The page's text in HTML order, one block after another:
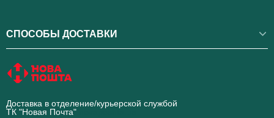
СПОСОБЫ ДОСТАВКИ
Доставка в отделение/курьерской службой
ТК "Новая Почта"